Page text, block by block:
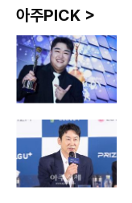
아주PICK >